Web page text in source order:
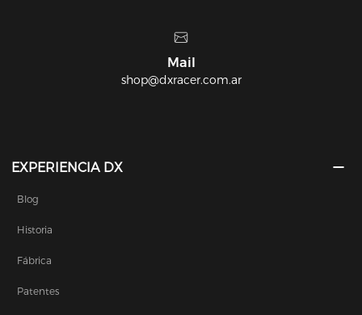
Showroom
Nazca 4428, CABA, Argentina
EXPERIENCIA DX
Blog
Historia
Fábrica
Patentes